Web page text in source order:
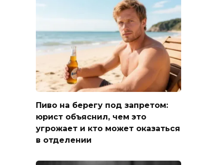
Пиво на берегу под запретом:
юрист объяснил, чем это
угрожает и кто может оказаться
в отделении